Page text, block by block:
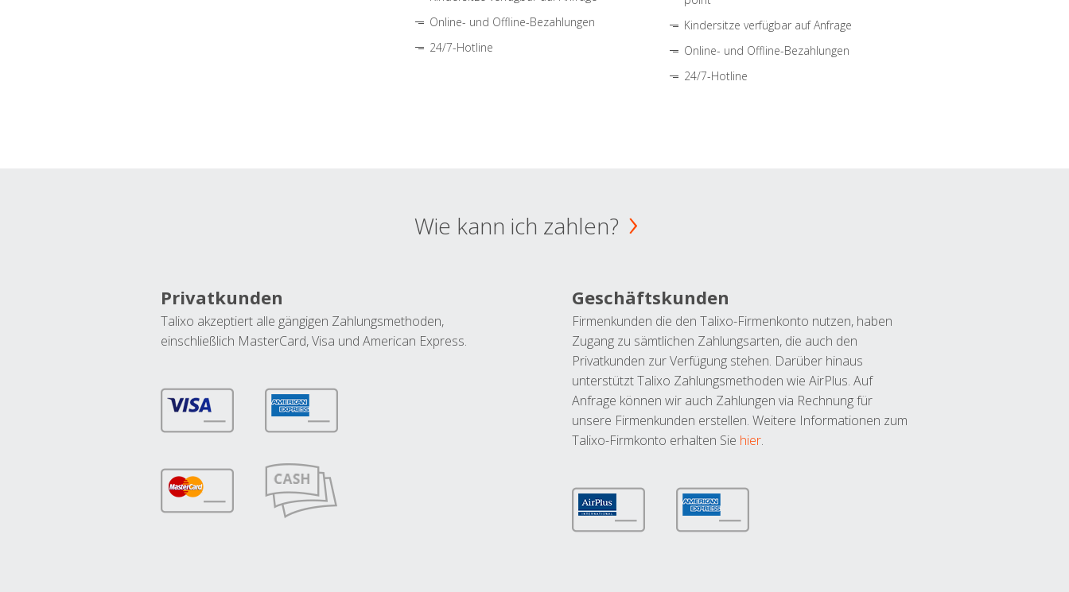
Online- und Offline-Bezahlungen
24/7-Hotline
Kindersitze verfügbar auf Anfrage
Online- und Offline-Bezahlungen
24/7-Hotline
Wie kann ich zahlen?
Privatkunden
Talixo akzeptiert alle gängigen Zahlungsmethoden,
einschließlich MasterCard, Visa und American Express.
Geschäftskunden
Firmenkunden die den Talixo-Firmenkonto nutzen, haben
Zugang zu sämtlichen Zahlungsarten, die auch den
Privatkunden zur Verfügung stehen. Darüber hinaus
unterstützt Talixo Zahlungsmethoden wie AirPlus. Auf
Anfrage können wir auch Zahlungen via Rechnung für
unsere Firmenkunden erstellen. Weitere Informationen zum
Talixo-Firmkonto erhalten Sie hier.